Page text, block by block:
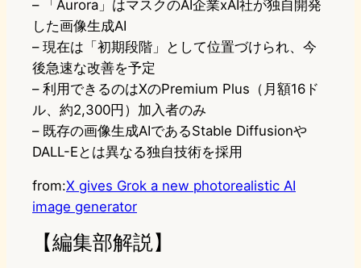
– 「Aurora」はマスクのAI企業xAI社が独自開発
した画像生成AI
– 現在は「初期段階」として位置づけられ、今
後急速な改善を予定
– 利用できるのはXのPremium Plus（月額16ド
ル、約2,300円）加入者のみ
– 既存の画像生成AIであるStable Diffusionや
DALL-Eとは異なる独自技術を採用
from:X gives Grok a new photorealistic AI
image generator
【編集部解説】